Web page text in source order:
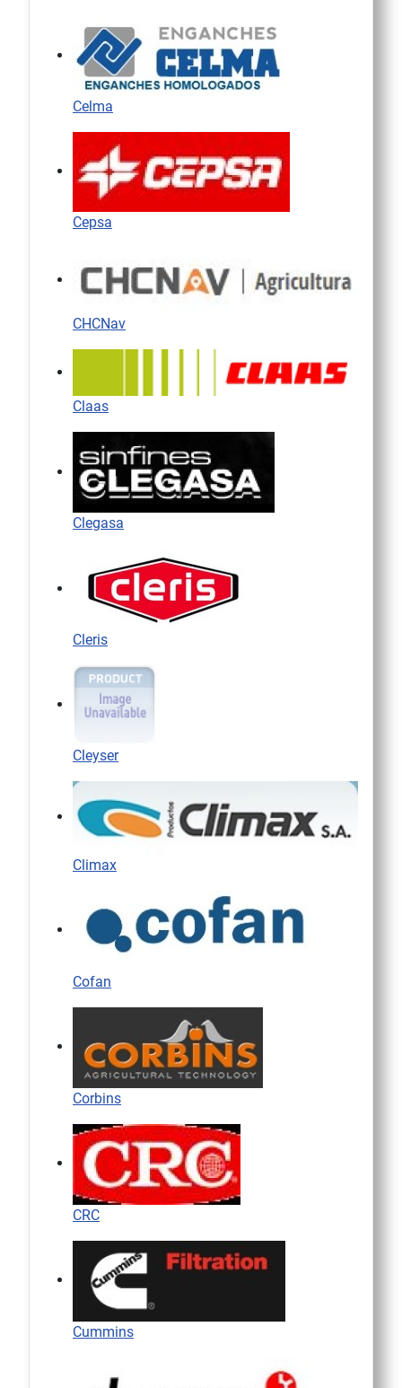
Celma
Cepsa
CHCNav
Claas
Clegasa
Cleris
Cleyser
Climax
Cofan
Corbins
CRC
Cummins